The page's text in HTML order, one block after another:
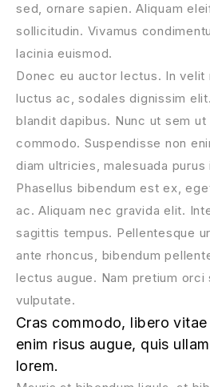
sed, ornare sapien. Aliquam
sollicitudin. Vivamus
lacinia euismod.
Donec eu auctor lectus. In
luctus ac, sodales dignissim
blandit dapibus. Nunc ut sem
commodo. Suspendisse non
diam ultricies, malesuada purus
Phasellus bibendum est ex,
ac. Aliquam nec gravida elit.
sagittis tempus. Pellentesque
ante rhoncus, bibendum
lectus augue. Nam pretium orci
vulputate.
Cras commodo, libero
enim risus augue, quis
lorem.